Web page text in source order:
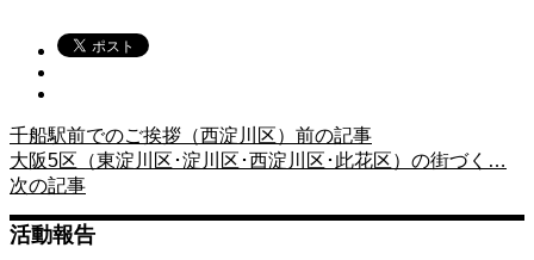
千船駅前でのご挨拶（西淀川区） 前の記事
大阪5区（東淀川区･淀川区･西淀川区･此花区）の街づく…
次の記事
活動報告